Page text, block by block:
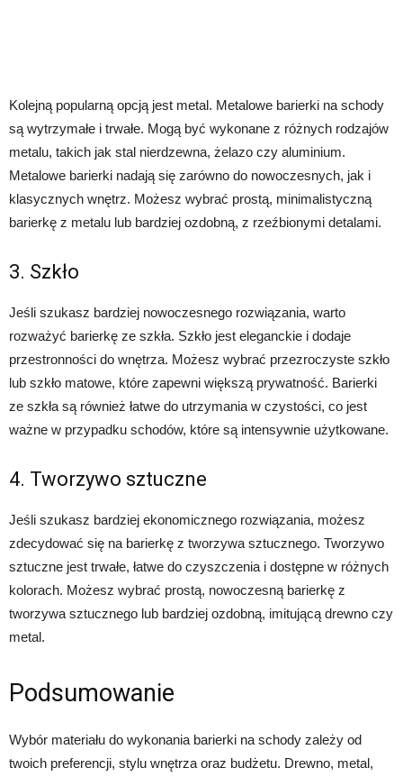
Kolejną popularną opcją jest metal. Metalowe barierki na schody
są wytrzymałe i trwałe. Mogą być wykonane z różnych rodzajów
metalu, takich jak stal nierdzewna, żelazo czy aluminium.
Metalowe barierki nadają się zarówno do nowoczesnych, jak i
klasycznych wnętrz. Możesz wybrać prostą, minimalistyczną
barierkę z metalu lub bardziej ozdobną, z rzeźbionymi detalami.
3. Szkło
Jeśli szukasz bardziej nowoczesnego rozwiązania, warto
rozważyć barierkę ze szkła. Szkło jest eleganckie i dodaje
przestronności do wnętrza. Możesz wybrać przezroczyste szkło
lub szkło matowe, które zapewni większą prywatność. Barierki
ze szkła są również łatwe do utrzymania w czystości, co jest
ważne w przypadku schodów, które są intensywnie użytkowane.
4. Tworzywo sztuczne
Jeśli szukasz bardziej ekonomicznego rozwiązania, możesz
zdecydować się na barierkę z tworzywa sztucznego. Tworzywo
sztuczne jest trwałe, łatwe do czyszczenia i dostępne w różnych
kolorach. Możesz wybrać prostą, nowoczesną barierkę z
tworzywa sztucznego lub bardziej ozdobną, imitującą drewno czy
metal.
Podsumowanie
Wybór materiału do wykonania barierki na schody zależy od
twoich preferencji, stylu wnętrza oraz budżetu. Drewno, metal,